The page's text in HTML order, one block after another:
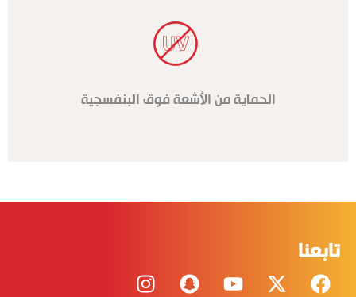
الحماية من الأشعة فوق البنفسجية
تابعنا